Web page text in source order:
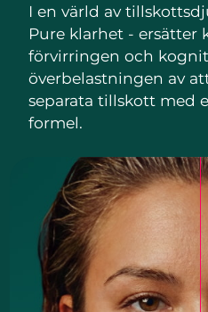
I en värld av
Pure klarhet - ersätter
förvirringen och
överbelastningen av
separata tillskott med
formel.